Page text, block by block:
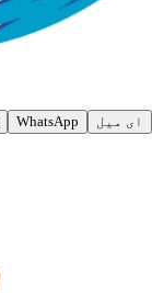
ای میل WhatsApp